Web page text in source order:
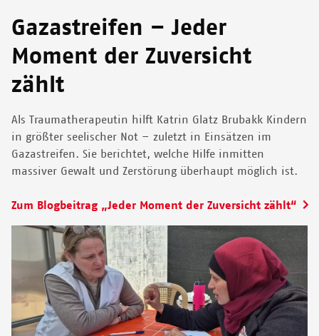
Gazastreifen – Jeder
Moment der Zuversicht
zählt
Als Traumatherapeutin hilft Katrin Glatz Brubakk Kindern
in größter seelischer Not – zuletzt in Einsätzen im
Gazastreifen. Sie berichtet, welche Hilfe inmitten
massiver Gewalt und Zerstörung überhaupt möglich ist.
Zum Blogbeitrag „Jeder Moment der Zuversicht zählt“